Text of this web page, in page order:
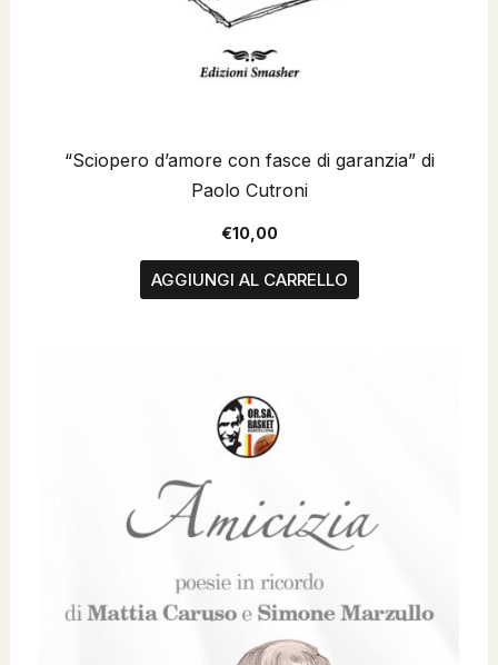
“Sciopero d’amore con fasce di garanzia” di
Paolo Cutroni
€10,00
AGGIUNGI AL CARRELLO